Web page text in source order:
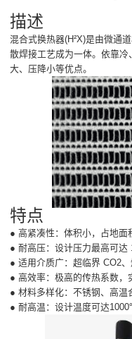
描述
混合式换热器(H²X)是由微通
散焊接工艺成为一体。依靠
大、压降小等优点。
特点
● 高紧凑性：体积小，占地面
● 耐高压：设计压力最高可达
● 适用介质广：超临界 CO2
● 高效率：极高的传热系数，
● 材料多样化：不锈钢、高温
● 耐高温：设计温度可达